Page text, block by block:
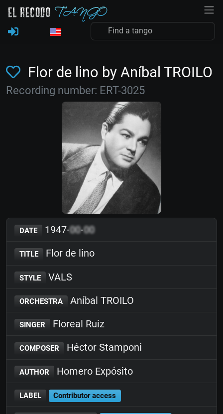
Flor de lino by Aníbal TROILO
Recording number: ERT-3025
DATE 1947-00-00
TITLE Flor de lino
STYLE VALS
ORCHESTRA Aníbal TROILO
SINGER Floreal Ruiz
COMPOSER Héctor Stamponi
AUTHOR Homero Expósito
LABEL Contributor access